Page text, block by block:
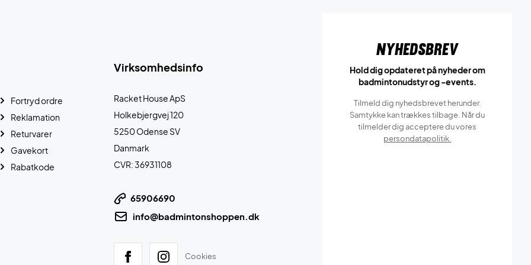
Virksomhedsinfo
Racket House ApS
Holkebjergvej 120
5250 Odense SV
Danmark
CVR: 36931108
65906690
info@badmintonshoppen.dk
Cookies
Fortryd ordre
Reklamation
Returvarer
Gavekort
Rabatkode
Nyhedsbrev
Hold dig opdateret på nyheder om
badmintonudstyr og -events.
Tilmeld dig nyhedsbrevet herunder.
Samtykke kan trækkes tilbage. Når du
tilmelder dig acceptere du vores
persondatapolitik.